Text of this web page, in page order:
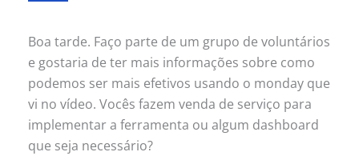
Boa tarde. Faço parte de um grupo de voluntários
e gostaria de ter mais informações sobre como
podemos ser mais efetivos usando o monday que
vi no vídeo. Vocês fazem venda de serviço para
implementar a ferramenta ou algum dashboard
que seja necessário?